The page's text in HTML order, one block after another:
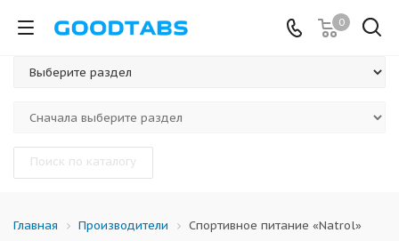
0
Поиск по каталогу
Главная Производители Спортивное питание «Natrol»